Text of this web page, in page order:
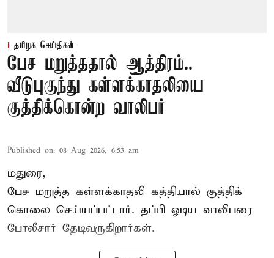
தமிழக செய்திகள்
பேச மறுத்ததால் ஆத்திரம்..
வீடுபுகுந்து கள்ளக்காதலியை
குத்திக்கொன்ற வாலிபர்
Published on: 08 Aug 2026, 6:53 am
மதுரை,
பேச மறுத்த கள்ளக்காதலி கத்தியால் குத்திக்
கொலை செய்யப்பட்டார். தப்பி ஓடிய வாலிபரை
போலீசார் தேடிவருகிறார்கள்.